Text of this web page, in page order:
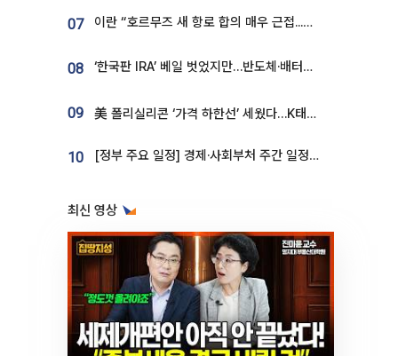
07 이란 “호르무즈 새 항로 합의 매우 근접...미국 배상 먼저”
08 ‘한국판 IRA’ 베일 벗었지만…반도체·배터리 업계 “시행령이 관건”
09 美 폴리실리콘 ‘가격 하한선’ 세웠다…K태양광 수혜 기대
10 [정부 주요 일정] 경제·사회부처 주간 일정 (8월 10일 ~ 8월 14일)
최신 영상